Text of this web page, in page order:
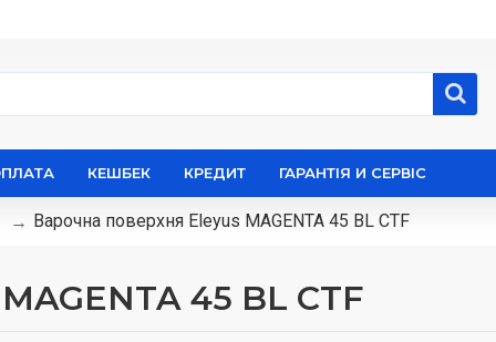
КЕШБЕК КРЕДИТ ГАРАНТІЯ И СЕРВІС
Варочна поверхня Eleyus MAGENTA 45 BL CTF
45 BL CTF